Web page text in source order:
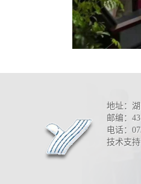
地址：
邮编：
电话：
技术支